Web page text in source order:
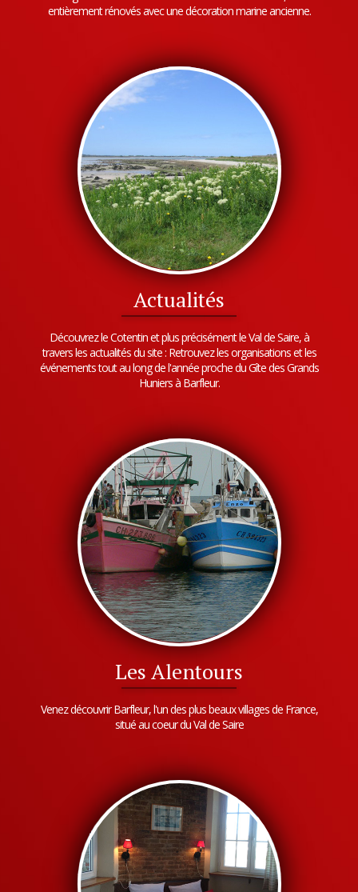
entièrement rénovés avec une décoration marine ancienne.
Actualités
Découvrez le Cotentin et plus précisément le Val de Saire, à
travers les actualités du site : Retrouvez les organisations et les
événements tout au long de l'année proche du Gîte des Grands
Huniers à Barfleur.
Les Alentours
Venez découvrir Barfleur, l'un des plus beaux villages de France,
situé au coeur du Val de Saire